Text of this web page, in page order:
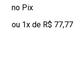
no Pix
ou 1x de R$ 77,77